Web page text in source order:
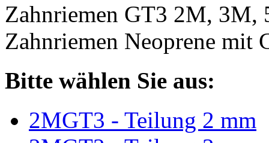
Zahnriemen GT3 2M, 3M,
Zahnriemen Neoprene mit
Bitte wählen Sie aus:
2MGT3 - Teilung 2 mm